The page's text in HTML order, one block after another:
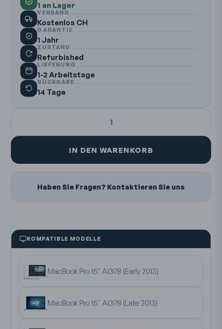
1 an Lager
VERSAND
Kostenlos CH
GARANTIE
1 Jahr
ZUSTAND
Refurbished
LIEFERUNG
1-2 Arbeitstage
RÜCKGABE
14 Tage
1
IN DEN WARENKORB
Haben Sie Fragen? Kontaktieren Sie uns
KOMPATIBLE MODELLE
MacBook Pro 15" A1398 (Early 2013)
MacBook Pro 15" A1398 (Late 2013)